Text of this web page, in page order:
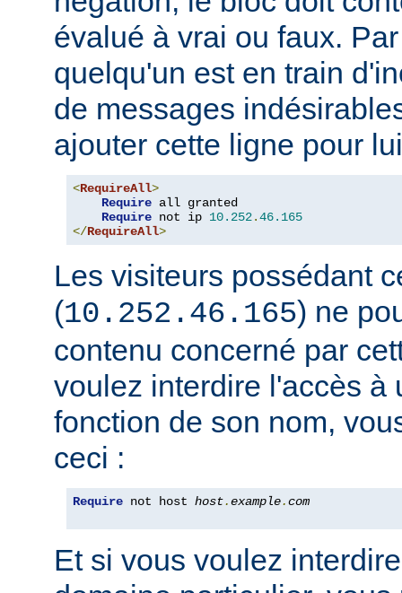
évalué à vrai ou faux.
quelqu'un est en train
de messages
ajouter cette ligne pour
<RequireAll>
Require all granted
Require not ip 10.252.46.165
</RequireAll>
Les visiteurs possédant
(10.252.46.165) ne
contenu concerné par
voulez interdire l'accès à
fonction de son nom,
ceci :
Require not host host.example.com
Et si vous voulez